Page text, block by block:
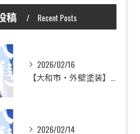
稿 Recent Posts
2026/02/16
【大和市・外壁塗装】株式会社シモダで一緒に働いてみませんか？職人さん募集中
2026/02/14